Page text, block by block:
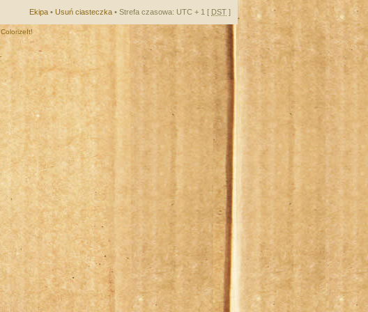
Ekipa • Usuń ciasteczka • Strefa czasowa: UTC + 1 [ DST ]
ColorizeIt!